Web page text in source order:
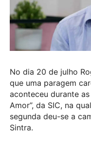
No dia 20 de julho
que uma paragem
aconteceu durante
Amor”, da SIC, na
segunda deu-se a
Sintra.